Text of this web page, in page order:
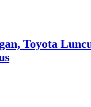
Toyota